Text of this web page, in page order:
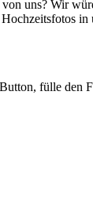
uns? Wir
in
fülle den